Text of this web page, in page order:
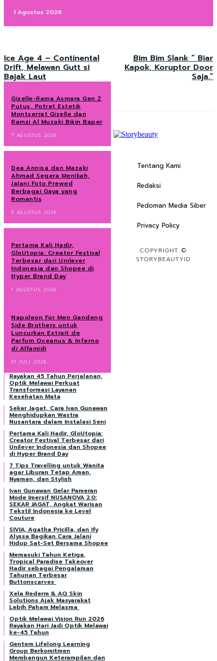
1 Agustus 2026
Ice Age 4 – Continental
Drift, Melawan Gutt si
Bajak Laut
Bim Bim Slank ” Biar
Kapok, Koruptor Door
Saja.”
Gizelle-Rama Asmara Gen Z
Putus, Potret Estetik
Montserrat Gizelle dan
Ramzi Al Muzaki Bikin Baper
7 AGUSTUS 2026
Dea Annisa dan Mazaki
Ahmad Segera Menikah,
Jalani Foto Prewed
Berbagai Gaya yang
Romantis
5 AGUSTUS 2026
Pertama Kali Hadir,
GloUtopia: Creator Festival
Terbesar dari Unilever
Indonesia dan Shopee di
Hyper Brand Day
1 AGUSTUS 2026
Napoleon For Men Gandeng
Side Brothers untuk
Luncurkan Extrait de
Parfum Oceanus & Inferno
di Alfamidi
31 JULI 2026
Rayakan 45 Tahun Perjalanan,
Optik Melawai Perkuat
Transformasi Layanan
Kesehatan Mata
Sekar Jagat, Cara Ivan Gunawan
Menghidupkan Wastra
Nusantara dalam Instalasi Seni
Pertama Kali Hadir, GloUtopia:
Creator Festival Terbesar dari
Unilever Indonesia dan Shopee
di Hyper Brand Day
7 Tips Travelling untuk Wanita
agar Liburan Tetap Aman,
Nyaman, dan Stylish
Ivan Gunawan Gelar Pameran
Mode Imersif NUSANOVA 2.0:
SEKAR JAGAT, Angkat Warisan
Tekstil Indonesia ke Level
Couture
SIVIA, Agatha Pricilla, dan Ify
Alyssa Bagikan Cara Jalani
Hidup Sat-Set Bersama Shopee
Memasuki Tahun Ketiga,
Tropical Paradise Takeover
Hadir sebagai Pengalaman
Tahunan Terbesar
Buttonscarves
Xela Rederm & AQ Skin
Solutions Ajak Masyarakat
Lebih Paham Melasma
Optik Melawai Vision Run 2026
Rayakan Hari Jadi Optik Melawai
ke-45 Tahun
Gentem Lifelong Learning
Group Berkomitmen
Membangun Keterampilan dan
Tentang Kami
Redaksi
Pedoman Media Siber
Privacy Policy
COPYRIGHT ©
STORYBEAUTYID